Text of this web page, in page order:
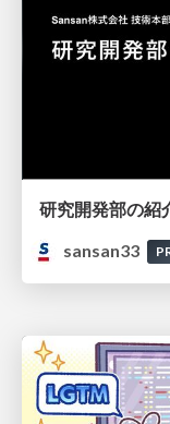
研究開発部の紹
sansan33